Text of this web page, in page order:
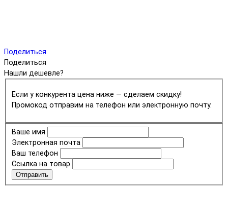
Поделиться
Поделиться
Нашли дешевле?
Если у конкурента цена ниже — сделаем скидку!
Промокод отправим на телефон или электронную почту.
Ваше имя
Электронная почта
Ваш телефон
Ссылка на товар
Отправить